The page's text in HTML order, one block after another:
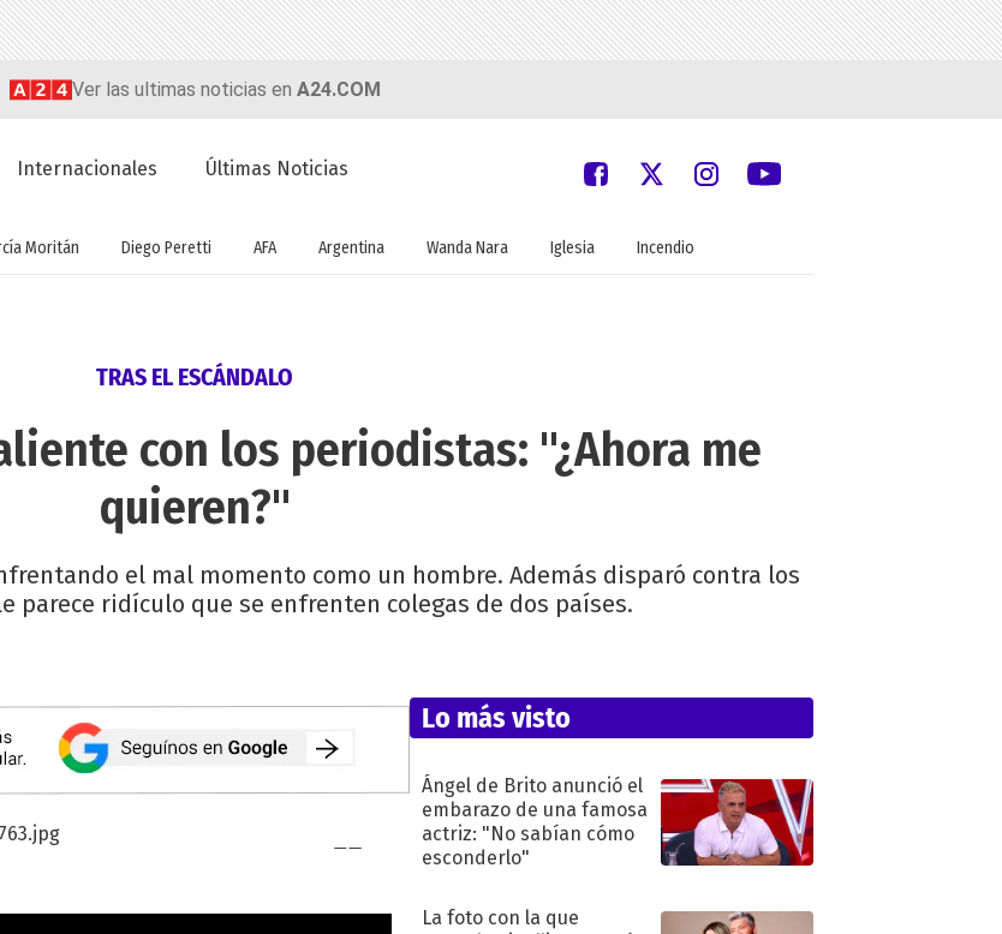
Ver las ultimas noticias en A24.COM
Internacionales Últimas Noticias
Moritán Diego Peretti AFA Argentina Wanda Nara Iglesia Incendio
TRAS EL ESCÁNDALO
con los periodistas: "¿Ahora me
quieren?"
el mal momento como un hombre. Además disparó contra los
parece ridículo que se enfrenten colegas de dos países.
Lo más visto
Ángel de Brito anunció el
embarazo de una famosa
actriz: "No sabían cómo
esconderlo"
La foto con la que